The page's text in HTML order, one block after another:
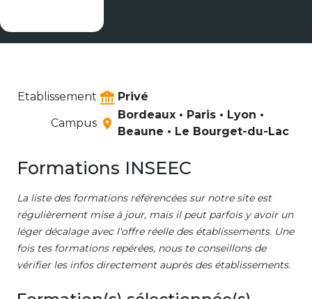
Etablissement
Privé
Campus
Bordeaux • Paris • Lyon •
Beaune • Le Bourget-du-Lac
Formations INSEEC
La liste des formations référencées sur notre site est
régulièrement mise à jour, mais il peut parfois y avoir un
léger décalage avec l'offre réelle des établissements. Une
fois tes formations repérées, nous te conseillons de
vérifier les infos directement auprès des établissements.